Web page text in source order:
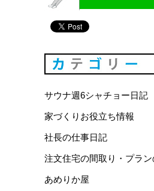
サウナ週6シャチョー日記
家づくりお役立ち情報
社長の仕事日記
注文住宅の間取り・プラ
あめりか屋